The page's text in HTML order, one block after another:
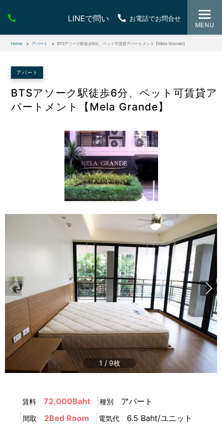
MENU
Home アパート BTSアソーク駅徒歩6分、ペット可賃貸アパートメント【Mela Grande】
アパート
BTSアソーク駅徒歩6分、ペット可賃貸ア
パートメント【Mela Grande】
1 / 9
賃料 72,000Baht 種別 アパート
間取 2Bed Room 電気代 6.5 Baht/ユニット
LINEで問い合わせお電話でお問合せ